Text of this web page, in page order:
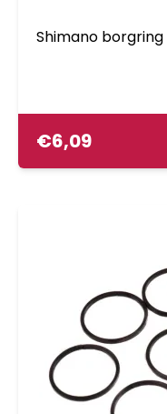
Shimano borgring
€6,09